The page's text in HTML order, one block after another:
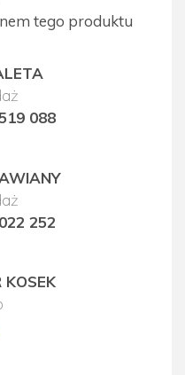
tego produktu
088
252
KOSEK